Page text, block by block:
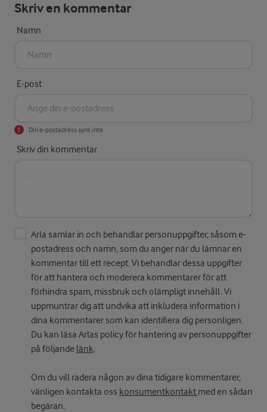
Skriv en kommentar
Namn
E-post
Din e-postadress syns inte
Skriv din kommentar
Arla samlar in och behandlar personuppgifter, såsom e-
postadress och namn, som du anger när du lämnar en
kommentar till ett recept. Vi behandlar dessa uppgifter
för att hantera och moderera kommentarer för att
förhindra spam, missbruk och olämpligt innehåll. Vi
uppmuntrar dig att undvika att inkludera information i
dina kommentarer som kan identifiera dig personligen.
Du kan läsa Arlas policy för hantering av personuppgifter
på följande länk.
Om du vill radera någon av dina tidigare kommentarer,
vänligen kontakta oss konsumentkontakt med en sådan
begäran.